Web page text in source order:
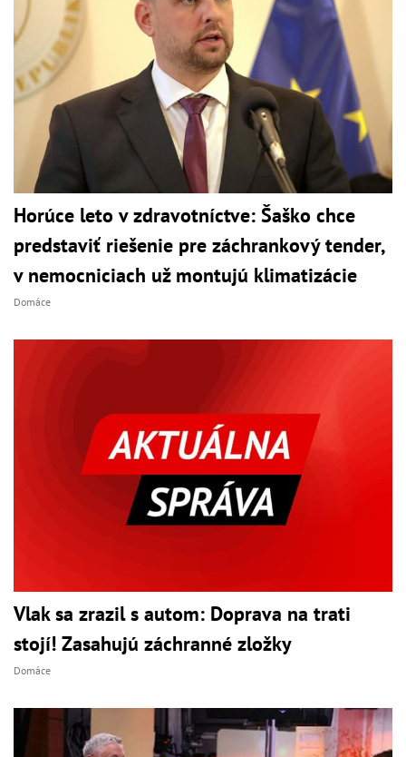
Horúce leto v zdravotníctve: Šaško chce
predstaviť riešenie pre záchrankový tender,
v nemocniciach už montujú klimatizácie
Domáce
Vlak sa zrazil s autom: Doprava na trati
stojí! Zasahujú záchranné zložky
Domáce